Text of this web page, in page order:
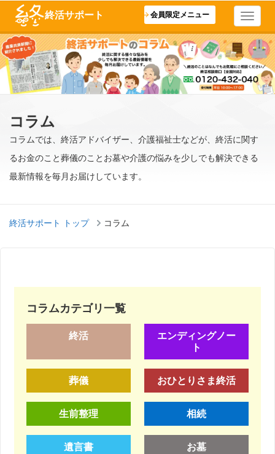
終活サポート 会員限定メニュー
コラム
コラムでは、終活アドバイザー、介護福祉士などが、終活に関す
るお金のこと葬儀のことお墓や介護の悩みを少しでも解決できる
最新情報を毎月お届けしています。
終活サポート トップ コラム
コラムカテゴリ一覧
終活
エンディングノー
ト
葬儀 おひとりさま終活
生前整理 相続
遺言書 お墓